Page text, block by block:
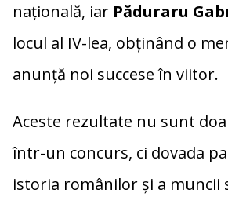
națională, iar Păduraru
locul al IV-lea, obținând o
anunță noi succese în viitor.
Aceste rezultate nu sunt
într-un concurs, ci dovada
istoria românilor și a muncii